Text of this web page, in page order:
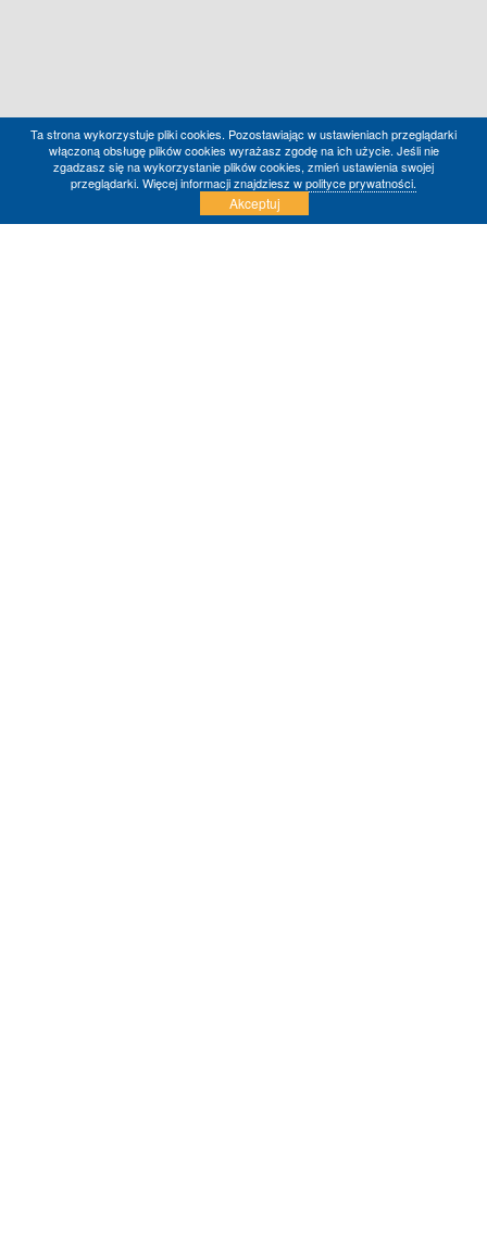
Ta strona wykorzystuje pliki cookies. Pozostawiając w ustawieniach przeglądarki
włączoną obsługę plików cookies wyrażasz zgodę na ich użycie. Jeśli nie
zgadzasz się na wykorzystanie plików cookies, zmień ustawienia swojej
przeglądarki. Więcej informacji znajdziesz wpolityce prywatności.
Akceptuj